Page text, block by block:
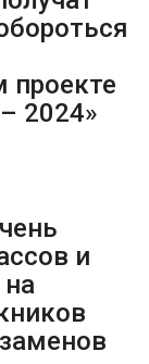
проекте
2024»
и